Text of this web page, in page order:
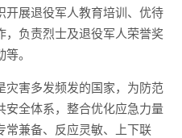
开展退役军人教育培训、优待
负责烈士及退役军人荣誉奖
。
灾害多发频发的国家，为防范
全体系，整合优化应急力量
常兼备、反应灵敏、上下联